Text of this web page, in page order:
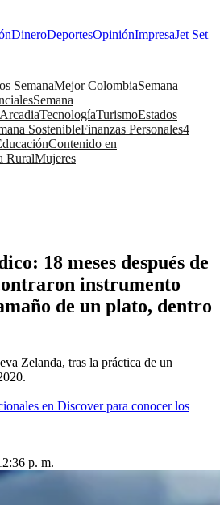
DineroDeportesOpiniónImpresaJet Set
SemanaMejor ColombiaSemana
Semana
ArcadiaTecnologíaTurismoEstados
SostenibleFinanzas Personales4
Contenido en
RuralMujeres
18 meses después de
instrumento
de un plato, dentro
Zelanda, tras la práctica de un
en Discover para conocer los
p. m.